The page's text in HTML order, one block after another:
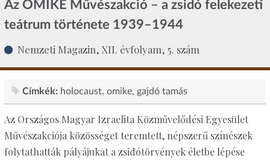
Az OMIKE Művészakció – a zsidó felekezeti
teátrum története 1939–1944
Nemzeti Magazin, XII. évfolyam, 5. szám
Címkék: holocaust omike gajdó tamás
Az Országos Magyar Izraelita Közművelődési Egyesület
Művészakciója közösséget teremtett, népszerű színészek
folytathatták pályájukat a zsidótörvények életbe lépése